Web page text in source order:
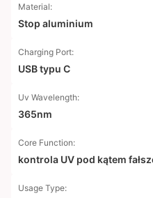
Material:
Stop aluminium
Charging Port:
USB typu C
Uv Wavelength:
365nm
Core Function:
kontrola UV pod kątem
Usage Type: